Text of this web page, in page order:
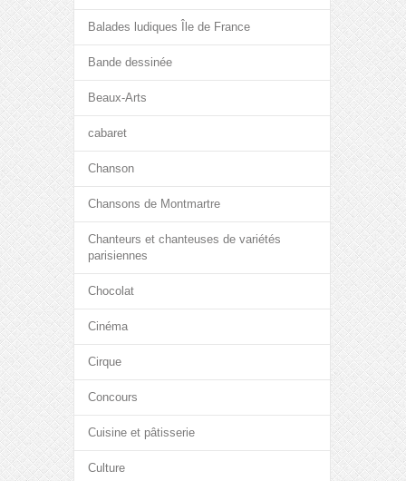
Balades ludiques Île de France
Bande dessinée
Beaux-Arts
cabaret
Chanson
Chansons de Montmartre
Chanteurs et chanteuses de variétés
parisiennes
Chocolat
Cinéma
Cirque
Concours
Cuisine et pâtisserie
Culture